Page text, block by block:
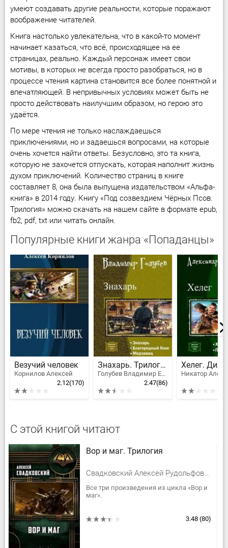
умеют создавать другие реальности, которые поражают
воображение читателей.
Книга настолько увлекательна, что в какой-то момент
начинает казаться, что всё, происходящее на ее
страницах, реально. Каждый персонаж имеет свои
мотивы, в которых не всегда просто разобраться, но в
процессе чтения картина становится все более понятной и
впечатляющей. В непривычных условиях может быть не
просто действовать наилучшим образом, но герою это
удаётся.
По мере чтения не только наслаждаешься
приключениями, но и задаешься вопросами, на которые
очень хочется найти ответы. Безусловно, это та книга,
которую не захочется отпускать, которая наполнит жизнь
духом приключений. Количество страниц в книге
составляет 8, она была выпущена издательством «Альфа-
книга» в 2014 году. Книгу «Под созвездием Чёрных Псов.
Трилогия» можно скачать на нашем сайте в формате epub,
fb2, pdf, txt или читать онлайн.
Популярные книги жанра «Попаданцы»
Везучий человек
Корнилов Алексей
2.12(170)
Знахарь. Трилогия
Голубев Владимир Евгеньевич
2.47(86)
Хелег.
Никатор
С этой книгой читают
Вор и маг. Трилогия
Свадковский Алексей Рудольфович
Все три произведения из цикла «Вор и
маг».
3.48 (80)